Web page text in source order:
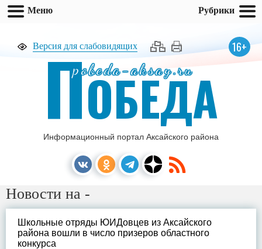
Версия для слабовидящих 16+
pobeda-aksay.ru
ПОБЕДА
Информационный портал Аксайского района
Новости на -
Школьные отряды ЮИДовцев из Аксайского
района вошли в число призеров областного
конкурса
Меню Рубрики